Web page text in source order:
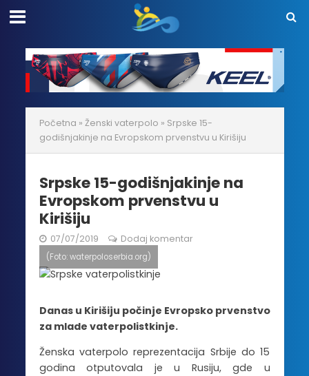
Početna » Ženski vaterpolo » Srpske 15-
godišnjakinje na Evropskom prvenstvu u Kirišiju
Srpske 15-godišnjakinje na
Evropskom prvenstvu u
Kirišiju
07/07/2019 Dodaj komentar
(Foto: waterpoloserbia.org)
Danas u Kirišiju počinje Evropsko prvenstvo
za mlade vaterpolistkinje.
Ženska vaterpolo reprezentacija Srbije do 15
godina otputovala je u Rusiju, gde u